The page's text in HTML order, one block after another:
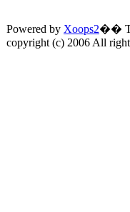
Powered by Xoops2��
copyright (c) 2006 All